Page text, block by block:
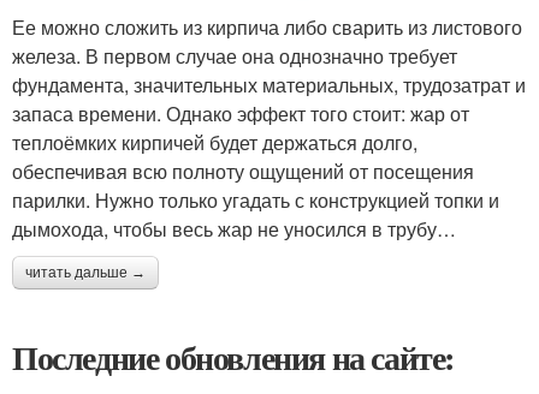
Ее можно сложить из кирпича либо сварить из листового
железа. В первом случае она однозначно требует
фундамента, значительных материальных, трудозатрат и
запаса времени. Однако эффект того стоит: жар от
теплоёмких кирпичей будет держаться долго,
обеспечивая всю полноту ощущений от посещения
парилки. Нужно только угадать с конструкцией топки и
дымохода, чтобы весь жар не уносился в трубу…
читать дальше →
Последние обновления на сайте: